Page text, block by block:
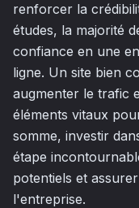
renforcer la
études, la majorité
confiance en une
ligne. Un site bien
augmenter le trafic
éléments vitaux
somme, investir
étape
potentiels et
l'entreprise.